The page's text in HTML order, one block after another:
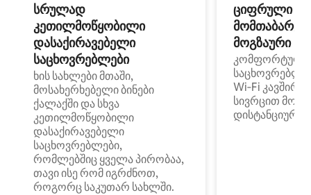
სრულად
კეთილმოწყობილი
დასაქირავებელი
საცხოვრებლები
ხის სახლები მთაში,
მოსახერხებელი ბინები
ქალაქში და სხვა
კეთილმოწყობილი
დასაქირავებელი
საცხოვრებლები,
რომლებშიც ყველა პირობაა,
თავი ისე რომ იგრძნოთ,
როგორც საკუთარ სახლში.
ციფრული
მოგზაური
კომფორტული
Wi‑Fi
სივრცით
დისტანციური